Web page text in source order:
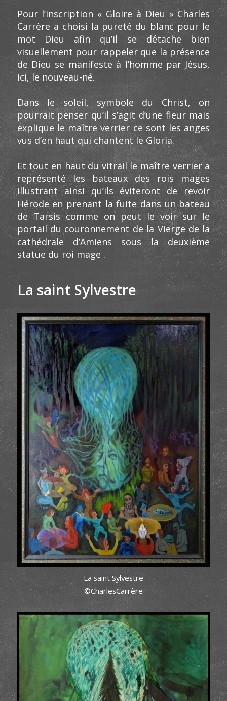
Pour l’inscription « Gloire à Dieu » Charles
Carrère a choisi la pureté du blanc pour le
mot Dieu afin qu’il se détache bien
visuellement pour rappeler que la présence
de Dieu se manifeste à l’homme par Jésus,
ici, le nouveau-né.
Dans le soleil, symbole du Christ, on
pourrait penser qu’il s’agit d’une fleur mais
explique le maître verrier ce sont les anges
vus d’en haut qui chantent le Gloria.
Et tout en haut du vitrail le maître verrier a
représenté les bateaux des rois mages
illustrant ainsi qu’ils éviteront de revoir
Hérode en prenant la fuite dans un bateau
de Tarsis comme on peut le voir sur le
portail du couronnement de la Vierge de la
cathédrale d’Amiens sous la deuxième
statue du roi mage .
La saint Sylvestre
La saint Sylvestre
©CharlesCarrère